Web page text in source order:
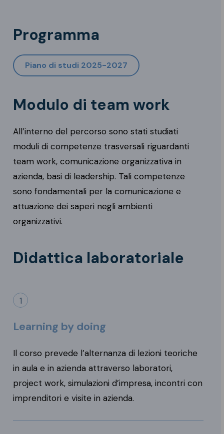
Programma
Piano di studi 2025-2027
Modulo di team work
All’interno del percorso sono stati studiati
moduli di competenze trasversali riguardanti
team work, comunicazione organizzativa in
azienda, basi di leadership. Tali competenze
sono fondamentali per la comunicazione e
attuazione dei saperi negli ambienti
organizzativi.
Didattica laboratoriale
1
Learning by doing
Il corso prevede l’alternanza di lezioni teoriche
in aula e in azienda attraverso laboratori,
project work, simulazioni d’impresa, incontri con
imprenditori e visite in azienda.